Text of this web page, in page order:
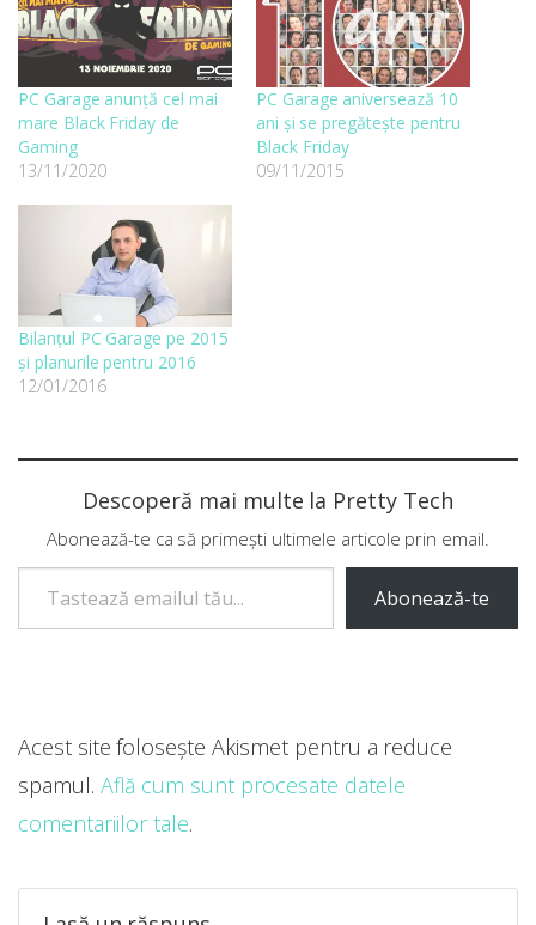
PC Garage anunţă cel mai
mare Black Friday de
Gaming
13/11/2020
PC Garage aniversează 10
ani și se pregătește pentru
Black Friday
09/11/2015
Bilanţul PC Garage pe 2015
și planurile pentru 2016
12/01/2016
Descoperă mai multe la Pretty Tech
Abonează-te ca să primești ultimele articole prin email.
Tastează emailul tău...
Abonează-te
Acest site folosește Akismet pentru a reduce
spamul. Află cum sunt procesate datele
comentariilor tale.